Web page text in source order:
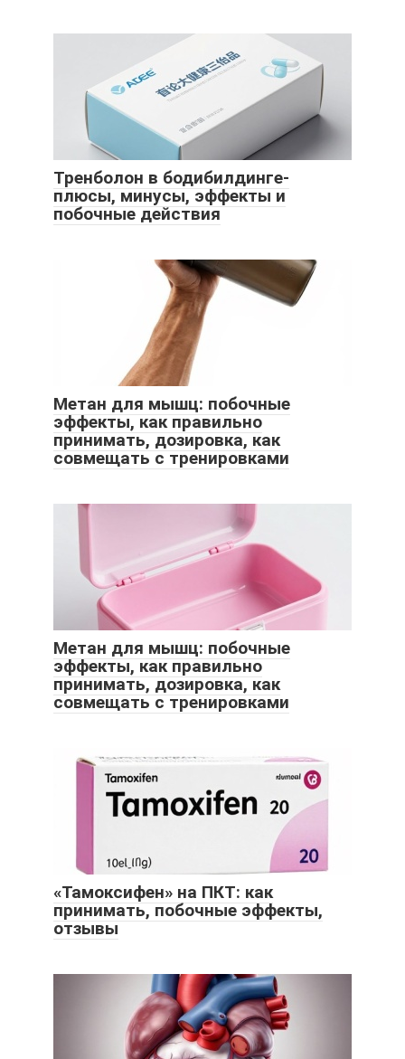
Тренболон в бодибилдинге-
плюсы, минусы, эффекты и
побочные действия
Метан для мышц: побочные
эффекты, как правильно
принимать, дозировка, как
совмещать с тренировками
Метан для мышц: побочные
эффекты, как правильно
принимать, дозировка, как
совмещать с тренировками
«Тамоксифен» на ПКТ: как
принимать, побочные эффекты,
отзывы